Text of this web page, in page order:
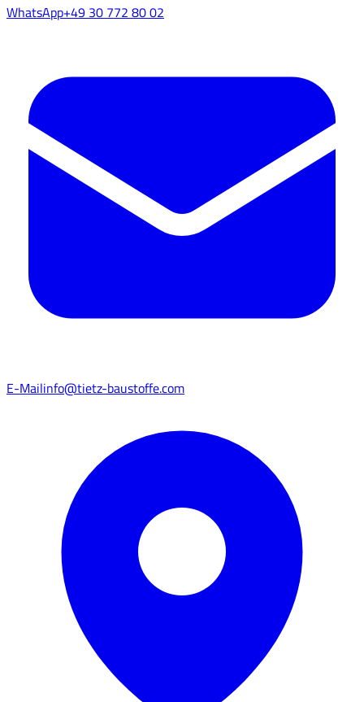
WhatsApp+49 30 772 80 02
E-Mailinfo@tietz-baustoffe.com